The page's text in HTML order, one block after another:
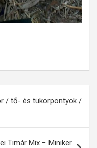
/ tő- és tükörpontyok /
Timár Mix − Miniker